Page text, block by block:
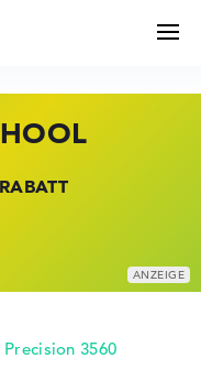
BEI HP
Precision 3560